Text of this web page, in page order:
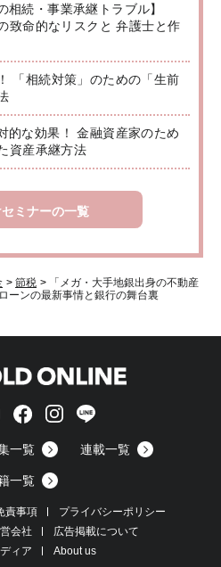
続・事業承継トラブル】
致命的なリスクと 弁護士と作
「相続対策」のための「生前
的な効果！ 金融資産家のため
資産承継方法
ミナーの一覧
> 節税 >
「メガ・大手地銀出身の不動産
ーンの最新事情と銀行の舞台裏
一覧 連載一覧
一覧
責事項
プライバシーポリシー
会社
広告掲載について
ィア
About us